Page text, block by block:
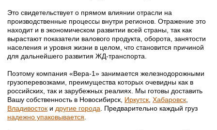
Это свидетельствует о прямом влиянии отрасли на
производственные процессы внутри регионов. Отражение это
находит и в экономическом развитии всей страны, так как
вырастают показатели валового продукта, оборота, занятости
населения и уровня жизни в целом, что становится причиной
для дальнейшего развития ЖД-транспорта.
Поэтому компания «Вера-1» занимается железнодорожными
грузоперевозками, преимущества которых очевидны как в
российских, так и зарубежных реалиях. Мы готовы доставить
Вашу собственность в Новосибирск, Иркутск Хабаровск
Владивосток и другие города . Предварительно каждый груз
надежно упаковывается